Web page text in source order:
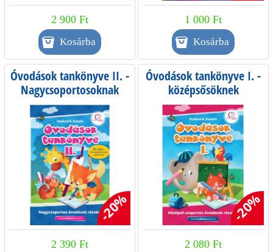
2 900 Ft 1 000 Ft
Óvodások tankönyve II. -
Nagycsoportosoknak
-20%
2 390 Ft
Óvodások tankönyve I. -
középsősöknek
-20%
2 080 Ft